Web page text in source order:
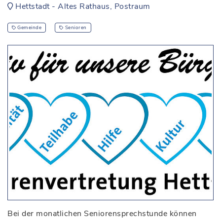
Hettstadt - Altes Rathaus, Postraum
Gemeinde Senioren
Bei der monatlichen Seniorensprechstunde können